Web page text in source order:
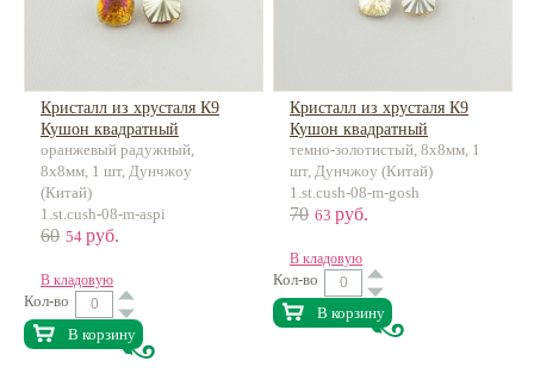
Кристалл из хрусталя К9
Кушон квадратный
Лучистый
оранжевый радужный,
8х8мм, 1 шт, Дунчжоу
(Китай)
1.st.cush-08-m-aspi
60 54 руб.
В кладовую
Кол-во
В корзину
Кристалл из хрусталя К9
Кушон квадратный
Лучистый
темно-золотистый, 8х8мм, 1
шт, Дунчжоу (Китай)
1.st.cush-08-m-gosh
70 63 руб.
В кладовую
Кол-во
В корзину